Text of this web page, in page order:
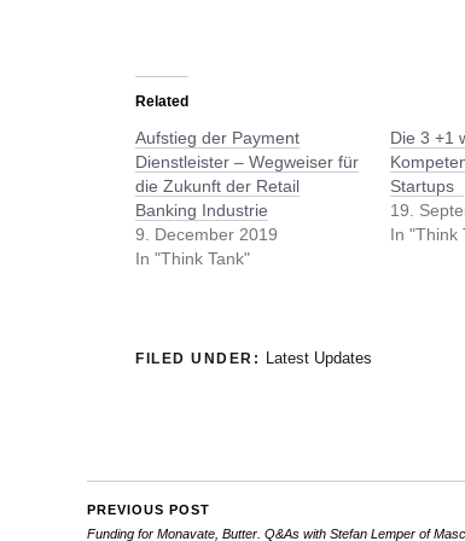
Related
Aufstieg der Payment
Dienstleister – Wegweiser für
die Zukunft der Retail
Banking Industrie
9. December 2019
In "Think Tank"
Die 3 +1
Startups
19.
In "Think
FILED UNDER: Latest Updates
PREVIOUS POST
Funding for Monavate, Butter. Q&As with Stefan Lemper of